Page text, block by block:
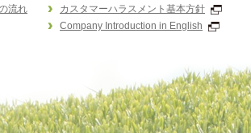
流れ
カスタマーハラスメント基本方針
Company Introduction in English